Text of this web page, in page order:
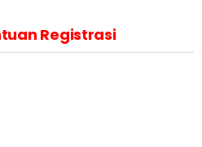
Registrasi